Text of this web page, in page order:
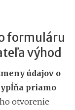
formuláru
výhod
údajov o
priamo
otvorenie